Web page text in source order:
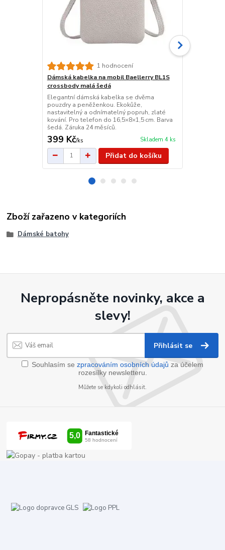
1 hodnocení
Dámská kabelka na mobil Baellerry BL1S
crossbody malá šedá
Elegantní dámská kabelka se dvěma
pouzdry a peněženkou. Ekokůže,
nastavitelný a odnímatelný popruh, zlaté
kování. Pro telefon do 16,5×8×1,5 cm. Barva
šedá. Záruka 24 měsíců.
399 Kč/ks Skladem 4 ks
Přidat do košíku
Zboží zařazeno v kategoriích
Dámské batohy
Nepropásněte novinky, akce a
slevy!
Přihlásit se
Souhlasím se zpracováním osobních údajů za účelem
rozesílky newsletteru.
Můžete se kdykoli odhlásit.